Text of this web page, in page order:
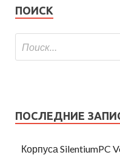
ПОИСК
ПОСЛЕДНИЕ
Корпуса SilentiumPC